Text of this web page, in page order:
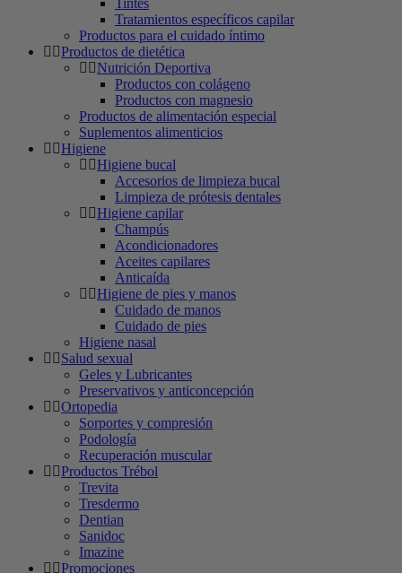
Tintes
Tratamientos específicos capilar
Productos para el cuidado íntimo
Productos de dietética
Nutrición Deportiva
Productos con colágeno
Productos con magnesio
Productos de alimentación especial
Suplementos alimenticios
Higiene
Higiene bucal
Accesorios de limpieza bucal
Limpieza de prótesis dentales
Higiene capilar
Champús
Acondicionadores
Aceites capilares
Anticaída
Higiene de pies y manos
Cuidado de manos
Cuidado de pies
Higiene nasal
Salud sexual
Geles y Lubricantes
Preservativos y anticoncepción
Ortopedia
Sorportes y compresión
Podología
Recuperación muscular
Productos Trébol
Trevita
Tresdermo
Dentian
Sanidoc
Imazine
Promociones